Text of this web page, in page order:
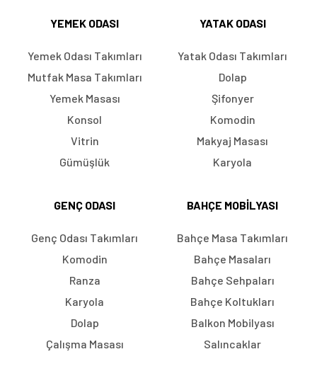
YEMEK ODASI
Yemek Odası Takımları
Mutfak Masa Takımları
Yemek Masası
Konsol
Vitrin
Gümüşlük
YATAK ODASI
Yatak Odası Takımları
Dolap
Şifonyer
Komodin
Makyaj Masası
Karyola
GENÇ ODASI
Genç Odası Takımları
Komodin
Ranza
Karyola
Dolap
Çalışma Masası
BAHÇE MOBILYASI
Bahçe Masa Takımları
Bahçe Masaları
Bahçe Sehpaları
Bahçe Koltukları
Balkon Mobilyası
Salıncaklar